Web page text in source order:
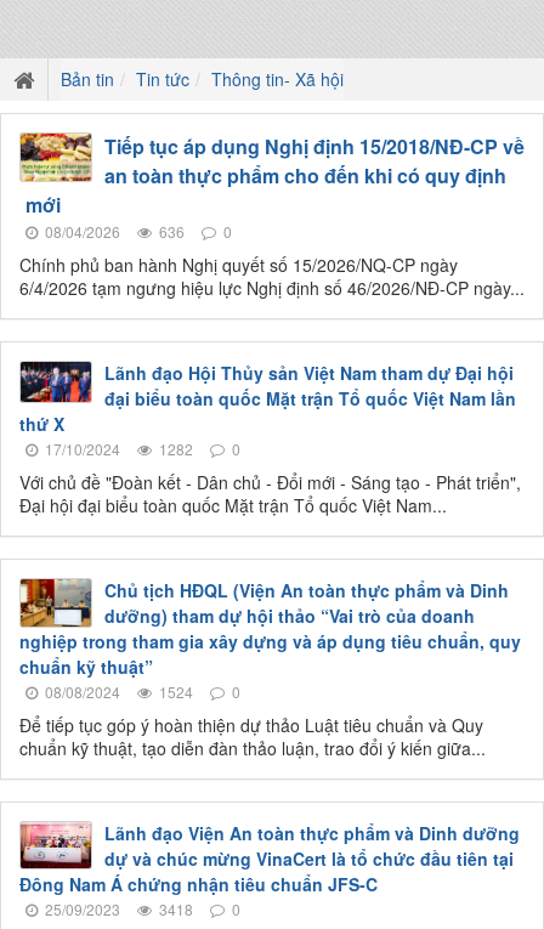
Bản tin Tin tức Thông tin- Xã hội
Tiếp tục áp dụng Nghị định 15/2018/NĐ-CP về
an toàn thực phẩm cho đến khi có quy định
mới
08/04/2026 636 0
Chính phủ ban hành Nghị quyết số 15/2026/NQ-CP ngày
6/4/2026 tạm ngưng hiệu lực Nghị định số 46/2026/NĐ-CP ngày...
Lãnh đạo Hội Thủy sản Việt Nam tham dự Đại hội
đại biểu toàn quốc Mặt trận Tổ quốc Việt Nam lần
thứ X
17/10/2024 1282 0
Với chủ đề "Đoàn kết - Dân chủ - Đổi mới - Sáng tạo - Phát triển",
Đại hội đại biểu toàn quốc Mặt trận Tổ quốc Việt Nam...
Chủ tịch HĐQL (Viện An toàn thực phẩm và Dinh
dưỡng) tham dự hội thảo “Vai trò của doanh
nghiệp trong tham gia xây dựng và áp dụng tiêu chuẩn, quy
chuẩn kỹ thuật”
08/08/2024 1524 0
Để tiếp tục góp ý hoàn thiện dự thảo Luật tiêu chuẩn và Quy
chuẩn kỹ thuật, tạo diễn đàn thảo luận, trao đổi ý kiến giữa...
Lãnh đạo Viện An toàn thực phẩm và Dinh dưỡng
dự và chúc mừng VinaCert là tổ chức đầu tiên tại
Đông Nam Á chứng nhận tiêu chuẩn JFS-C
25/09/2023 3418 0